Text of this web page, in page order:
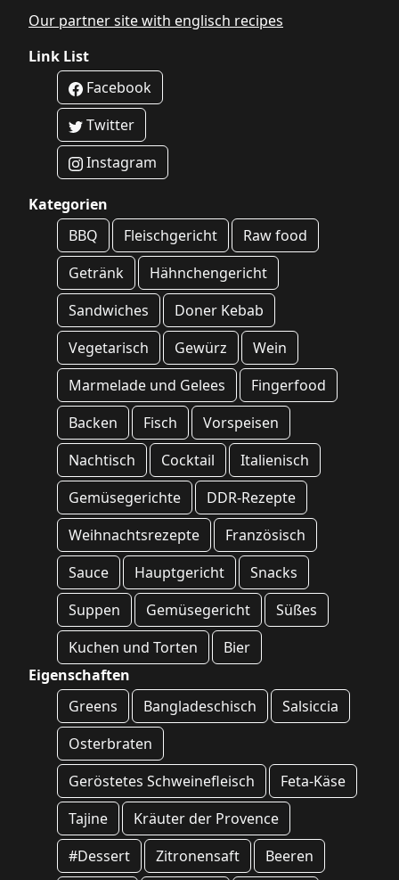
Our partner site with englisch recipes
Link List
Facebook
Twitter
Instagram
Kategorien
BBQ
Fleischgericht
Raw food
Getränk
Hähnchengericht
Sandwiches
Doner Kebab
Vegetarisch
Gewürz
Wein
Marmelade und Gelees
Fingerfood
Backen
Fisch
Vorspeisen
Nachtisch
Cocktail
Italienisch
Gemüsegerichte
DDR-Rezepte
Weihnachtsrezepte
Französisch
Sauce
Hauptgericht
Snacks
Suppen
Gemüsegericht
Süßes
Kuchen und Torten
Bier
Eigenschaften
Greens
Bangladeschisch
Salsiccia
Osterbraten
Geröstetes Schweinefleisch
Feta-Käse
Tajine
Kräuter der Provence
#Dessert
Zitronensaft Beeren